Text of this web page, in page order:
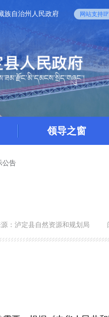
族自治州人民政府 网站支持
领导之窗
公告
： 泸定县自然资源和规划局